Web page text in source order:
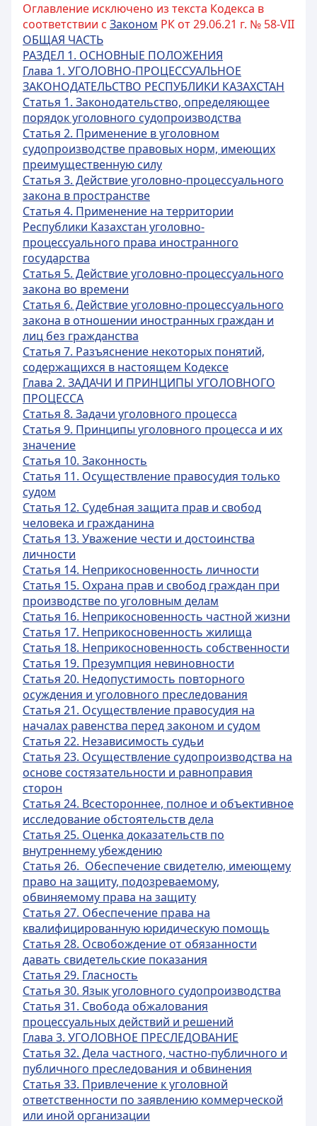
Оглавление исключено из текста Кодекса в
соответствии с Законом РК от 29.06.21 г. № 58-VII
ОБЩАЯ ЧАСТЬ
РАЗДЕЛ 1. ОСНОВНЫЕ ПОЛОЖЕНИЯ
Глава 1. УГОЛОВНО-ПРОЦЕССУАЛЬНОЕ
ЗАКОНОДАТЕЛЬСТВО РЕСПУБЛИКИ КАЗАХСТАН
Статья 1. Законодательство, определяющее
порядок уголовного судопроизводства
Статья 2. Применение в уголовном
судопроизводстве правовых норм, имеющих
преимущественную силу
Статья 3. Действие уголовно-процессуального
закона в пространстве
Статья 4. Применение на территории
Республики Казахстан уголовно-
процессуального права иностранного
государства
Статья 5. Действие уголовно-процессуального
закона во времени
Статья 6. Действие уголовно-процессуального
закона в отношении иностранных граждан и
лиц без гражданства
Статья 7. Разъяснение некоторых понятий,
содержащихся в настоящем Кодексе
Глава 2. ЗАДАЧИ И ПРИНЦИПЫ УГОЛОВНОГО
ПРОЦЕССА
Статья 8. Задачи уголовного процесса
Статья 9. Принципы уголовного процесса и их
значение
Статья 10. Законность
Статья 11. Осуществление правосудия только
судом
Статья 12. Судебная защита прав и свобод
человека и гражданина
Статья 13. Уважение чести и достоинства
личности
Статья 14. Неприкосновенность личности
Статья 15. Охрана прав и свобод граждан при
производстве по уголовным делам
Статья 16. Неприкосновенность частной жизни
Статья 17. Неприкосновенность жилища
Статья 18. Неприкосновенность собственности
Статья 19. Презумпция невиновности
Статья 20. Недопустимость повторного
осуждения и уголовного преследования
Статья 21. Осуществление правосудия на
началах равенства перед законом и судом
Статья 22. Независимость судьи
Статья 23. Осуществление судопроизводства на
основе состязательности и равноправия
сторон
Статья 24. Всестороннее, полное и объективное
исследование обстоятельств дела
Статья 25. Оценка доказательств по
внутреннему убеждению
Статья 26. Обеспечение свидетелю, имеющему
право на защиту, подозреваемому,
обвиняемому права на защиту
Статья 27. Обеспечение права на
квалифицированную юридическую помощь
Статья 28. Освобождение от обязанности
давать свидетельские показания
Статья 29. Гласность
Статья 30. Язык уголовного судопроизводства
Статья 31. Свобода обжалования
процессуальных действий и решений
Глава 3. УГОЛОВНОЕ ПРЕСЛЕДОВАНИЕ
Статья 32. Дела частного, частно-публичного и
публичного преследования и обвинения
Статья 33. Привлечение к уголовной
ответственности по заявлению коммерческой
или иной организации